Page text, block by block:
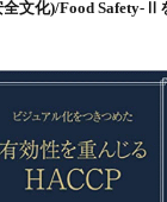
全文化)/Food Safety-